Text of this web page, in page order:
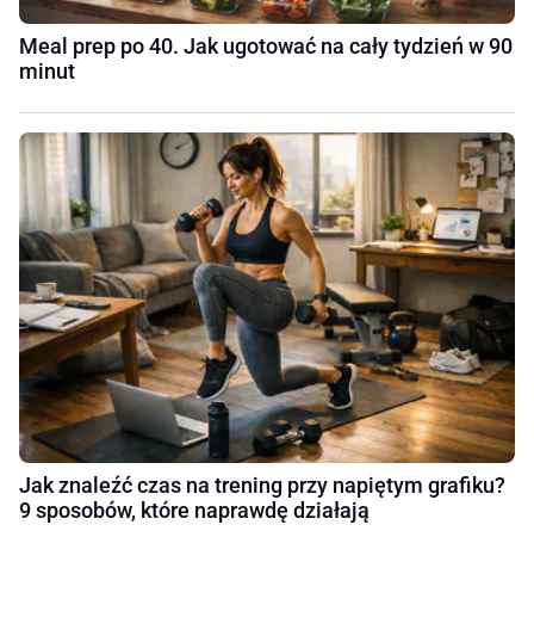
Meal prep po 40. Jak ugotować na cały tydzień w 90
minut
Jak znaleźć czas na trening przy napiętym grafiku?
9 sposobów, które naprawdę działają